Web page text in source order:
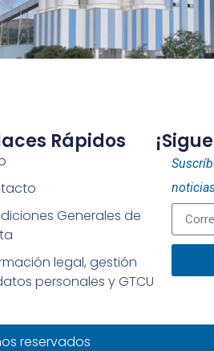
Rápidos
Generales de
legal, gestión
personales y GTCU
reservados